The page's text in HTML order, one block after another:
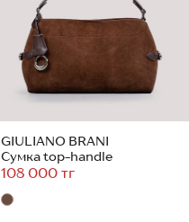
GIULIANO BRANI
Сумка top-handle
108 000 тг